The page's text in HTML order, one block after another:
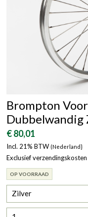
Brompton
Dubbelwandig
€ 80,01
Incl. 21% BTW (Nederland}
Exclusief verzendingskosten
OP VOORRAAD
Zilver